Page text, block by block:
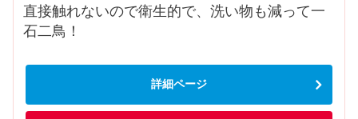
直接触れないので衛生的で、洗い物も減って一
石二鳥！
詳細ページ